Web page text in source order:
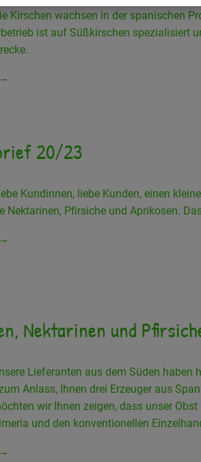
Kirschen wachsen in der spanischen
ist auf Süßkirschen spezialisiert
20/23
Kundinnen, liebe Kunden, einen
Nektarinen, Pfirsiche und Aprikosen.
Nektarinen und
Lieferanten aus dem Süden
Anlass, Ihnen drei Erzeuger aus
wir Ihnen zeigen, dass unser
und den konventionellen